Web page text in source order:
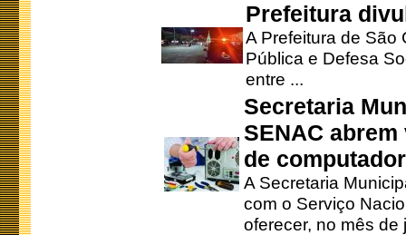
Prefeitura
A Prefeitura de São
Pública e Defesa
entre ...
Secretaria
SENAC
de
A Secretaria
com o Serviço
oferecer, no mês de